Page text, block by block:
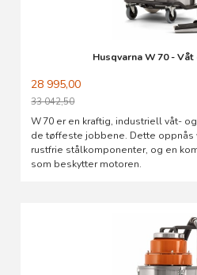
Husqvarna W 70 -
28 995,00
33 042,50
Rabatt
W 70 er en kraftig, industriell våt-
de tøffeste jobbene. Dette oppnås
rustfrie stålkomponenter, og en
som beskytter motoren.